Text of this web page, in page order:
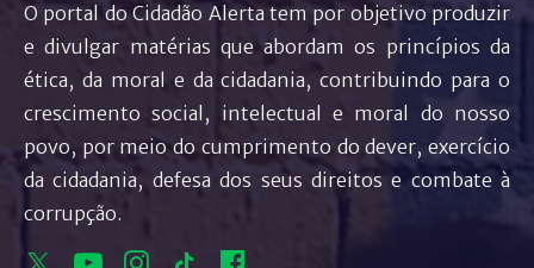
O portal do Cidadão Alerta tem por objetivo produzir
e divulgar matérias que abordam os princípios da
ética, da moral e da cidadania, contribuindo para o
crescimento social, intelectual e moral do nosso
povo, por meio do cumprimento do dever, exercício
da cidadania, defesa dos seus direitos e combate à
corrupção.